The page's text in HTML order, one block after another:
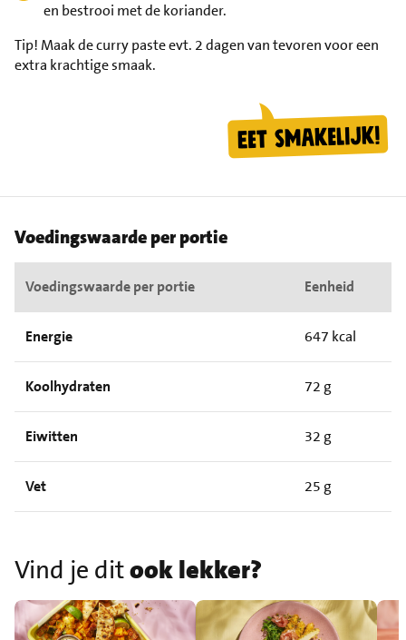
en bestrooi met de koriander.
Tip!Maak de curry paste evt. 2 dagen van tevoren voor een
extra krachtige smaak.
Voedingswaarde per portie
Voedingswaarde per portie Eenheid
Energie 647 kcal
Koolhydraten 72 g
Eiwitten 32 g
Vet 25 g
Vind je ditook lekker?